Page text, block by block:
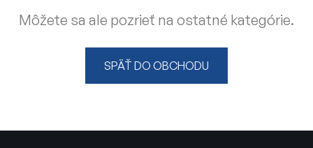
Môžete sa ale pozrieť na ostatné kategórie.
SPÄŤ DO OBCHODU